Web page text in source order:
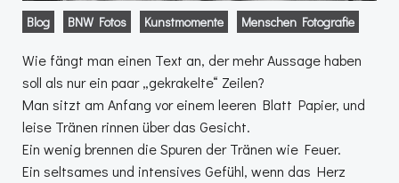
Blog BNW Fotos Kunstmomente Menschen Fotografie
Wie fängt man einen Text an, der mehr Aussage haben
soll als nur ein paar „gekrakelte“ Zeilen?
Man sitzt am Anfang vor einem leeren Blatt Papier, und
leise Tränen rinnen über das Gesicht.
Ein wenig brennen die Spuren der Tränen wie Feuer.
Ein seltsames und intensives Gefühl, wenn das Herz